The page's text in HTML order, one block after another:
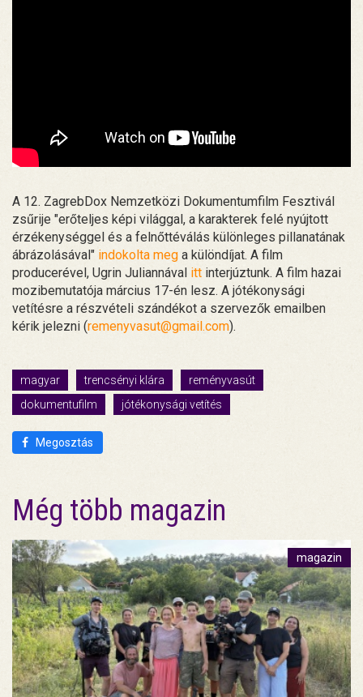
A 12. ZagrebDox Nemzetközi Dokumentumfilm Fesztivál
zsűrije "erőteljes képi világgal, a karakterek felé nyújtott
érzékenységgel és a felnőttéválás különleges pillanatának
ábrázolásával" indokolta meg a különdíjat. A film
producerével, Ugrin Juliannával itt interjúztunk. A film hazai
mozibemutatója március 17-én lesz. A jótékonysági
vetítésre a részvételi szándékot a szervezők emailben
kérik jelezni (remenyvasut@gmail.com).
magyar trencsényi klára
reményvasút
dokumentufilm
jótékonysági vetítés
Megosztás
Még több magazin
magazin